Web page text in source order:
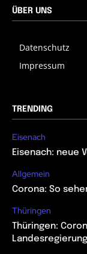
ÜBER UNS
Datenschutz
Impressum
TRENDING
Eisenach
Eisenach: neue
Allgemein
Corona: So
Thüringen
Thüringen: